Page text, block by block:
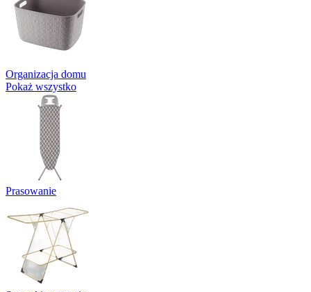
Organizacja domu
Pokaż wszystko
Prasowanie